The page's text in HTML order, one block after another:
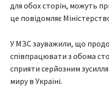
для обох сторін, можуть
це повідомляє
У МЗС зауважили, що
співпрацювати з обома
сприяти серйозним
миру в Україні.